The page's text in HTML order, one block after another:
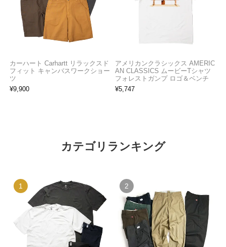
カーハート Carhartt リラックスド
フィット キャンバスワークショー
ツ
¥9,900
アメリカンクラシックス AMERIC
AN CLASSICS ムービーTシャツ
フォレストガンプ ロゴ＆ベンチ
¥5,747
カテゴリランキング